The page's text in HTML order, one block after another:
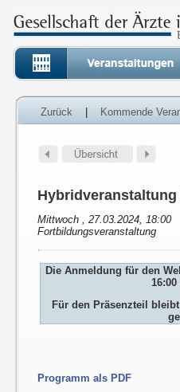
Zurück Kommende
Mittwoch , 27.03.2024, 18:00
Fortbildungsveranstaltung
Die Anmeldung für den
16:00
Für den Präsenzteil
Programm als PDF